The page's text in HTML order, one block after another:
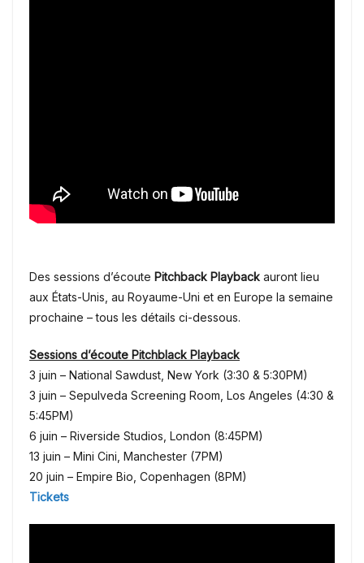
Des sessions d’écoute Pitchback Playback auront lieu
aux États-Unis, au Royaume-Uni et en Europe la semaine
prochaine – tous les détails ci-dessous.
Sessions d’écoute Pitchblack Playback
3 juin – National Sawdust, New York (3:30 & 5:30PM)
3 juin – Sepulveda Screening Room, Los Angeles (4:30 &
5:45PM)
6 juin – Riverside Studios, London (8:45PM)
13 juin – Mini Cini, Manchester (7PM)
20 juin – Empire Bio, Copenhagen (8PM)
Tickets